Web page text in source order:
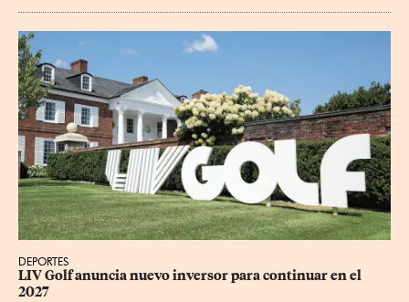
DEPORTES
LIV Golf anuncia nuevo inversor para continuar en el
2027